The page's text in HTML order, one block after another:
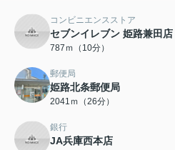
コンビニエンスストア
セブンイレブン 姫路兼田店
787ｍ（10分）
郵便局
姫路北条郵便局
2041ｍ（26分）
銀行
JA兵庫西本店